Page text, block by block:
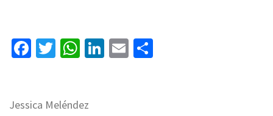
Facebook
Twitter
WhatsApp
LinkedIn
Email
Jessica Meléndez